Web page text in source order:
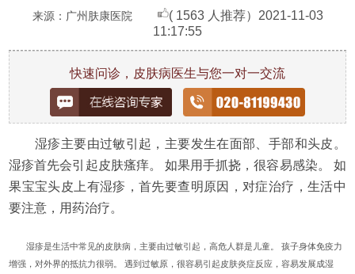
来源：广州肤康医院 ( 1563 人推荐） 2021-11-03
11:17:55
快速问诊，皮肤病医生与您一对一交流
湿疹主要由过敏引起，主要发生在面部、手部和头皮。
湿疹首先会引起皮肤瘙痒。 如果用手抓挠，很容易感染。 如
果宝宝头皮上有湿疹，首先要查明原因，对症治疗，生活中
要注意，用药治疗。
湿疹是生活中常见的皮肤病，主要由过敏引起，高危人群是儿童。 孩子身体免疫力
增强，对外界的抵抗力很弱。 遇到过敏原，很容易引起皮肤炎症反应，容易发展成湿